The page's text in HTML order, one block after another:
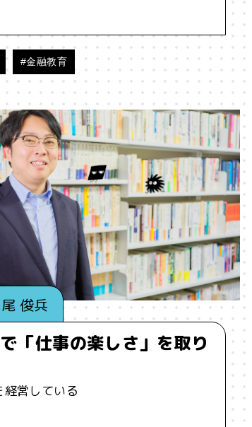
#曖昧
#生成AI #生活 #生物学 #界隈 #異
社会関係資本 #科学哲学 #管理職 #組み
#聞く #聴く #脳科学 #自分 #自
#言語学 #記憶 #話す #認知 #
#趣味 #距離感 #身体 #
#集団現象 #雑 #雑談 #電子工作
#金融教育
俊兵
「仕事の楽しさ」を取り
営している